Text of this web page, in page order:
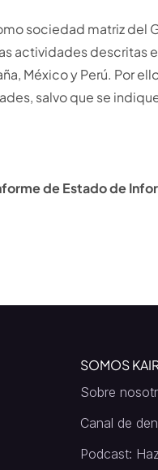
sociedad matriz
actividades
México y Perú. Por
salvo que se
de Estado de
SOMOS
Sobre
Canal de
Podcast: